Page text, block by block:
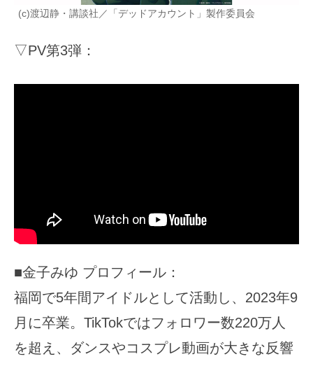
(c)渡辺静・講談社／「デッドアカウント」製作委員会
▽PV第3弾：
■金子みゆ プロフィール：
福岡で5年間アイドルとして活動し、2023年9
月に卒業。TikTokではフォロワー数220万人
を超え、ダンスやコスプレ動画が大きな反響